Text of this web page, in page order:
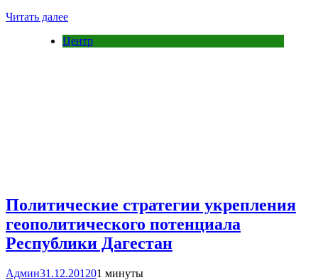
Читать далее
Центр
Политические стратегии укрепления
геополитического потенциала
Республики Дагестан
Админ31.12.201201 минуты